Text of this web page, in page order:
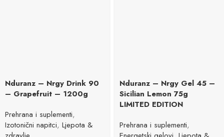
Nduranz – Nrgy Drink 90
– Grapefruit – 1200g
Prehrana i suplementi,
Izotonični napitci, Ljepota &
Nduranz – Nrgy Gel 45 –
Sicilian Lemon 75g
LIMITED EDITION
Prehrana i suplementi,